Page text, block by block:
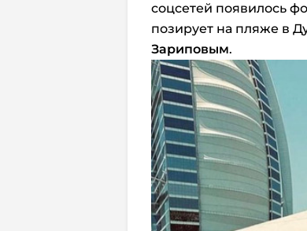
соцсетей появилось
позирует на пляже в
Зариповым.